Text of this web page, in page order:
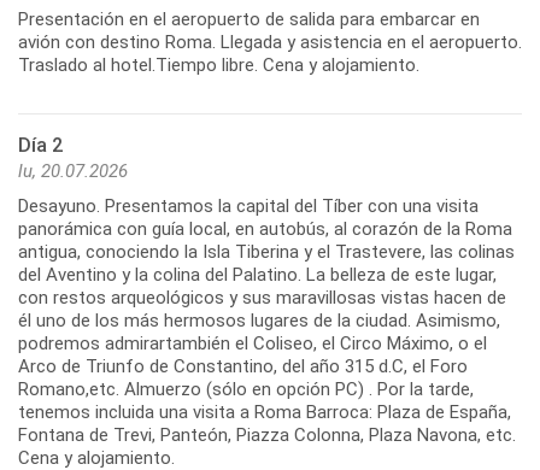
Presentación en el aeropuerto de salida para embarcar en
avión con destino Roma. Llegada y asistencia en el aeropuerto.
Traslado al hotel.Tiempo libre. Cena y alojamiento.
Día 2
lu, 20.07.2026
Desayuno. Presentamos la capital del Tíber con una visita
panorámica con guía local, en autobús, al corazón de la Roma
antigua, conociendo la Isla Tiberina y el Trastevere, las colinas
del Aventino y la colina del Palatino. La belleza de este lugar,
con restos arqueológicos y sus maravillosas vistas hacen de
él uno de los más hermosos lugares de la ciudad. Asimismo,
podremos admirartambién el Coliseo, el Circo Máximo, o el
Arco de Triunfo de Constantino, del año 315 d.C, el Foro
Romano,etc. Almuerzo (sólo en opción PC) . Por la tarde,
tenemos incluida una visita a Roma Barroca: Plaza de España,
Fontana de Trevi, Panteón, Piazza Colonna, Plaza Navona, etc.
Cena y alojamiento.